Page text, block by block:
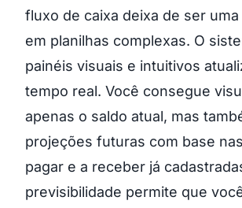
fluxo de caixa deixa de ser
em planilhas complexas. O
painéis visuais e intuitivos
tempo real. Você consegue
apenas o saldo atual, mas
projeções futuras com base
pagar e a receber já
previsibilidade permite que